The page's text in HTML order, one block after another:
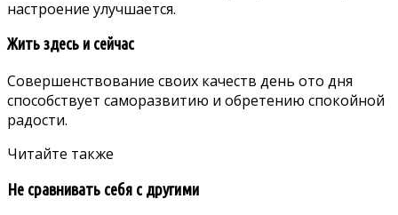
настроение улучшается.
Жить здесь и сейчас
Совершенствование своих качеств день ото дня
способствует саморазвитию и обретению спокойной
радости.
Читайте также
Не сравнивать себя с другими